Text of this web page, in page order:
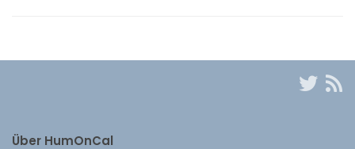
Über HumOnCal